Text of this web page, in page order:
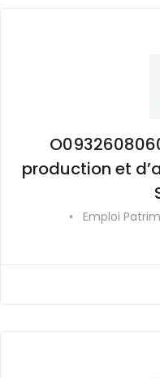
production et
• Emploi